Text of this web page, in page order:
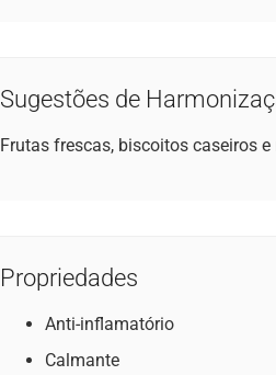
Sugestões de
Frutas frescas, biscoitos caseiros
Propriedades
Anti-inflamatório
Calmante